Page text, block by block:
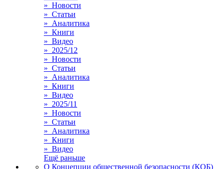
» Новости
» Статьи
» Аналитика
» Книги
» Видео
» 2025/12
» Новости
» Статьи
» Аналитика
» Книги
» Видео
» 2025/11
» Новости
» Статьи
» Аналитика
» Книги
» Видео
Ещё раньше
О Концепции общественной безопасности (КОБ)